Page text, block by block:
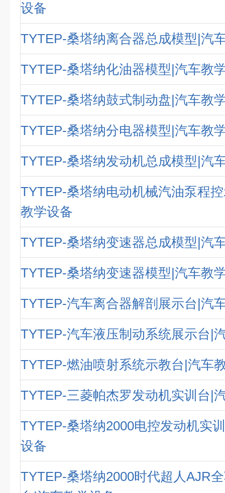
设备
TYTEP-桑塔纳离合器总成模型|汽
TYTEP-桑塔纳化油器模型|汽车教
TYTEP-桑塔纳鼓式制动盘|汽车教
TYTEP-桑塔纳分电器模型|汽车教
TYTEP-桑塔纳发动机总成模型|汽
TYTEP-桑塔纳电动机械汽油泵程
教学设备
TYTEP-桑塔纳变速器总成模型|汽
TYTEP-桑塔纳变速器模型|汽车教
TYTEP-汽车离合器解剖展示台|汽
TYTEP-汽车液压制动系统展示台|
TYTEP-燃油喷射系统示教台|汽车
TYTEP-三菱帕杰罗发动机实训台|
TYTEP-桑塔纳2000电控发动机实
设备
TYTEP-桑塔纳2000时代超人AJR